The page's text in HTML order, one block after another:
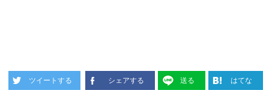
ツイートする シェアする 送る はてな